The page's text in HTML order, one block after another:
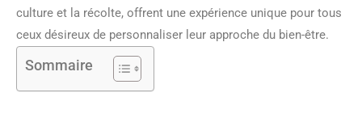
culture et la récolte, offrent une expérience unique pour tous
ceux désireux de personnaliser leur approche du bien-être.
Sommaire